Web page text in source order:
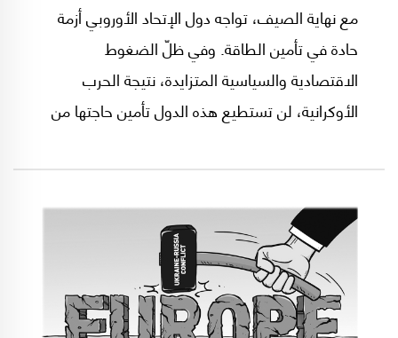
مع نهاية الصيف، تواجه دول الإتحاد الأوروبي أزمة
حادة في تأمين الطاقة. وفي ظلّ الضغوط
الاقتصادية والسياسية المتزايدة، نتيجة الحرب
الأوكرانية، لن تستطيع هذه الدول تأمين حاجتها من
سوءاً، وعلى الحكومات الإستعداد لشتاء سيكون
قاسياً، ولعالم من الفوضى يجعل الوحدة الأوروبية
"في خطر وشيك"، بحسب سوسي دينيسون (*).